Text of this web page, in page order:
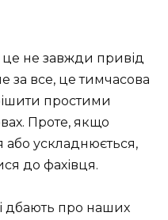
це не завжди привід
за все, це тимчасова
простими
Проте, якщо
або ускладнюється,
до фахівця.
дбають про наших